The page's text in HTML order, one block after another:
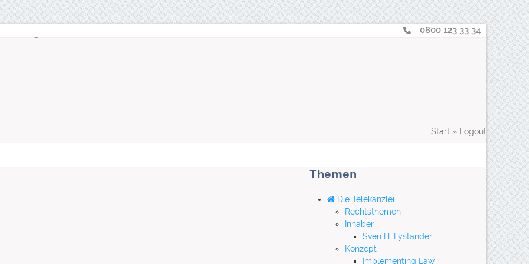
0800 123 33 34
Start » Logout
Themen
Die Telekanzlei
Rechtsthemen
Inhaber
Sven H. Lystander
Konzept
Implementing Law